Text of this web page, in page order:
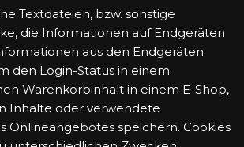
Textdateien, bzw. sonstige
die Informationen auf Endgeräten
aus den Endgeräten
den Login-Status in einem
Warenkorbinhalt in einem E-Shop,
Inhalte oder verwendete
Onlineangebotes speichern. Cookies